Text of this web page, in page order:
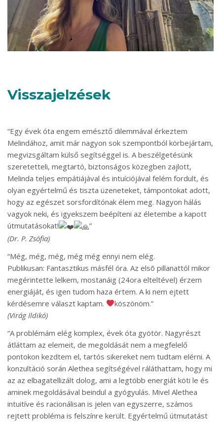
Visszajelzések
“Egy évek óta engem emésztő dilemmával érkeztem
Melindához, amit már nagyon sok szempontból körbejártam,
megvizsgáltam külső segítséggel is. A beszélgetésünk
szeretetteli, megtartó, biztonságos közegben zajlott,
Melinda teljes empátiájával és intuíciójával felém fordult, és
olyan egyértelmű és tiszta üzeneteket, támpontokat adott,
hogy az egészet sorsfordítónak élem meg. Nagyon hálás
vagyok neki, és igyekszem beépíteni az életembe a kapott
útmutatásokat!
”
(Dr. P. Zsófia)
“Még, még, még, még még ennyi nem elég.
Publikusan: Fantasztikus másfél óra. Az elsõ pillanattól mikor
megérintette lelkem, mostanáig (24ora elteltével) érzem
energiáját, és igen tudom haza értem. A ki nem ejtett
kérdésemre választ kaptam.
köszönöm.”
(Virág Ildikó)
“A problémám elég komplex, évek óta gyötör. Nagyrészt
átláttam az elemeit, de megoldását nem a megfelelő
pontokon kezdtem el, tartós sikereket nem tudtam elérni. A
konzultáció során Alethea segítségével ráláthattam, hogy mi
az az elbagatellizált dolog, ami a legtöbb energiát köti le és
aminek megoldásával beindul a gyógyulás. Mivel Alethea
intuitíve és racionálisan is jelen van egyszerre, számos
rejtett probléma is felszínre került. Egyértelmű útmutatást